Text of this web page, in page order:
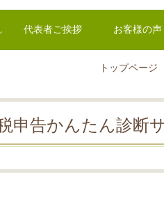
代表者ご挨拶 お客様の声
トップページ
申告かんたん診断